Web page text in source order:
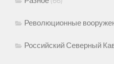
Революционные
Российский Северный